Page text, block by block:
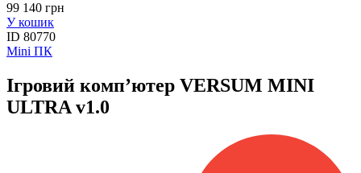
99 140 грн
У кошик
ID 80770
Mini ПК
Ігровий комп’ютер VERSUM MINI
ULTRA v1.0